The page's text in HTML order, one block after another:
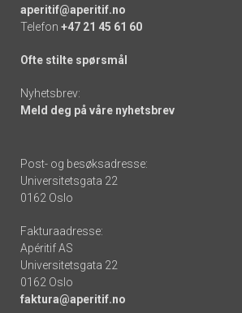
aperitif@aperitif.no
Telefon +47 21 45 61 60
Ofte stilte spørsmål
Nyhetsbrev:
Meld deg på våre nyhetsbrev
Post- og besøksadresse:
Universitetsgata 22
0162 Oslo
Fakturaadresse:
Apéritif AS
Universitetsgata 22
0162 Oslo
faktura@aperitif.no